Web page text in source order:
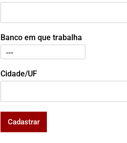
Banco em que trabalha
Cidade/UF
Cadastrar